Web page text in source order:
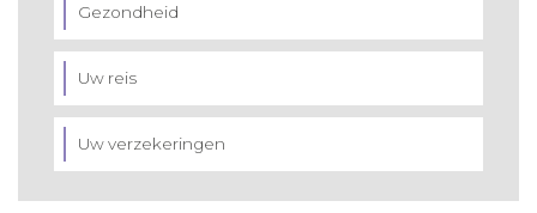
Gezondheid
Uw reis
Uw verzekeringen